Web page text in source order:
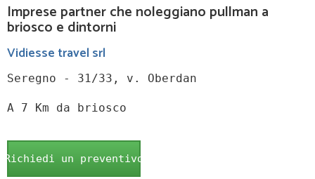
Imprese partner che noleggiano pullman a
briosco e dintorni
Vidiesse travel srl
Seregno - 31/33, v. Oberdan
A 7 Km da briosco
Richiedi un preventivo